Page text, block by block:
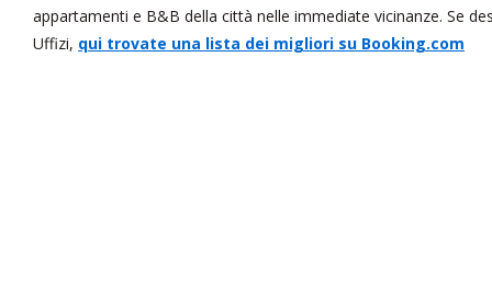
appartamenti e B&B della città nelle immediate vicinanze. Se
Uffizi, qui trovate una lista dei migliori su Booking.com